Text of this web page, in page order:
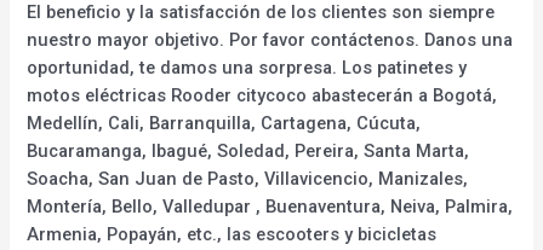
El beneficio y la satisfacción de los clientes son siempre
nuestro mayor objetivo. Por favor contáctenos. Danos una
oportunidad, te damos una sorpresa. Los patinetes y
motos eléctricas Rooder citycoco abastecerán a Bogotá,
Medellín, Cali, Barranquilla, Cartagena, Cúcuta,
Bucaramanga, Ibagué, Soledad, Pereira, Santa Marta,
Soacha, San Juan de Pasto, Villavicencio, Manizales,
Montería, Bello, Valledupar , Buenaventura, Neiva, Palmira,
Armenia, Popayán, etc., las escooters y bicicletas